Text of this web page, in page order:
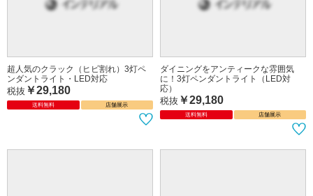
超人気のクラック（ヒビ割れ）3灯ペ
ンダントライト・LED対応
税抜 ￥29,180
送料無料 店舗展示
ダイニングをアンティークな雰囲気
に！3灯ペンダントライト（LED対
応）
税抜 ￥29,180
送料無料 店舗展示